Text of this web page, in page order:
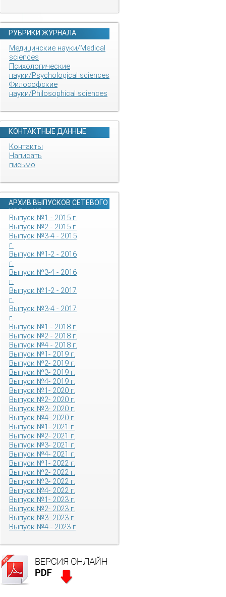
РУБРИКИ ЖУРНАЛА
Медицинские науки/Medical
sciences
Психологические
науки/Psychological sciences
Философские
науки/Philosophical sciences
КОНТАКТНЫЕ ДАННЫЕ
Контакты
Написать
письмо
АРХИВ ВЫПУСКОВ СЕТЕВОГО
ИЗДАНИЯ
Выпуск №1 - 2015 г.
Выпуск №2 - 2015 г.
Выпуск №3-4 - 2015
г.
Выпуск №1-2 - 2016
г.
Выпуск №3-4 - 2016
г.
Выпуск №1-2 - 2017
г.
Выпуск №3-4 - 2017
г.
Выпуск №1 - 2018 г.
Выпуск №2 - 2018 г.
Выпуск №4 - 2018 г.
Выпуск №1- 2019 г.
Выпуск №2- 2019 г.
Выпуск №3- 2019 г.
Выпуск №4- 2019 г.
Выпуск №1- 2020 г.
Выпуск №2- 2020 г.
Выпуск №3- 2020 г.
Выпуск №4- 2020 г.
Выпуск №1- 2021 г.
Выпуск №2- 2021 г.
Выпуск №3- 2021 г.
Выпуск №4- 2021 г.
Выпуск №1- 2022 г.
Выпуск №2- 2022 г.
Выпуск №3- 2022 г.
Выпуск №4- 2022 г.
Выпуск №1- 2023 г.
Выпуск №2- 2023 г.
Выпуск №3- 2023 г.
Выпуск №4 - 2023 г